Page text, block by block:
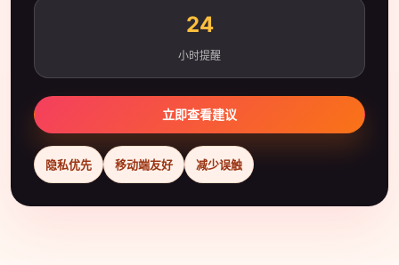
24
小时提醒
立即查看建议
隐私优先 移动端友好 减少误触